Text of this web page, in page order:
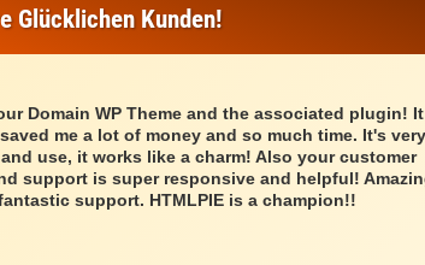
Glücklichen Kunden!
Domain WP Theme and the associated plugin!
me a lot of money and so much time. It's
use, it works like a charm! Also your customer
support is super responsive and helpful!
support. HTMLPIE is a champion!!